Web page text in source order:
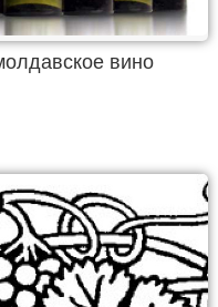
вино